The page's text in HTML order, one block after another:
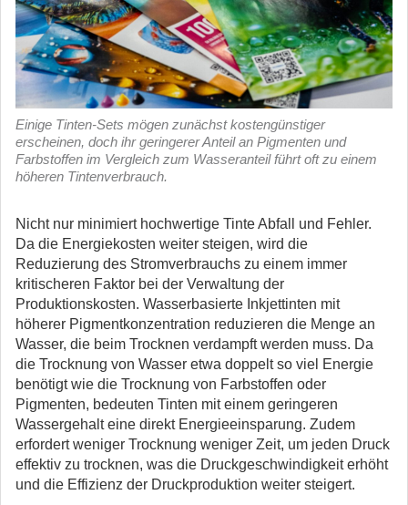
Einige Tinten-Sets mögen zunächst kostengünstiger
erscheinen, doch ihr geringerer Anteil an Pigmenten und
Farbstoffen im Vergleich zum Wasseranteil führt oft zu einem
höheren Tintenverbrauch.
Nicht nur minimiert hochwertige Tinte Abfall und Fehler.
Da die Energiekosten weiter steigen, wird die
Reduzierung des Stromverbrauchs zu einem immer
kritischeren Faktor bei der Verwaltung der
Produktionskosten. Wasserbasierte Inkjettinten mit
höherer Pigmentkonzentration reduzieren die Menge an
Wasser, die beim Trocknen verdampft werden muss. Da
die Trocknung von Wasser etwa doppelt so viel Energie
benötigt wie die Trocknung von Farbstoffen oder
Pigmenten, bedeuten Tinten mit einem geringeren
Wassergehalt eine direkt Energieeinsparung. Zudem
erfordert weniger Trocknung weniger Zeit, um jeden Druck
effektiv zu trocknen, was die Druckgeschwindigkeit erhöht
und die Effizienz der Druckproduktion weiter steigert.